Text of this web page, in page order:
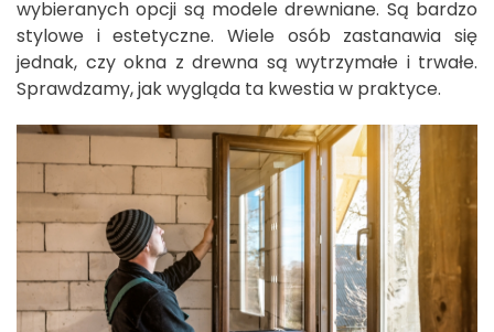
wybieranych opcji są modele drewniane. Są bardzo
stylowe i estetyczne. Wiele osób zastanawia się
jednak, czy okna z drewna są wytrzymałe i trwałe.
Sprawdzamy, jak wygląda ta kwestia w praktyce.